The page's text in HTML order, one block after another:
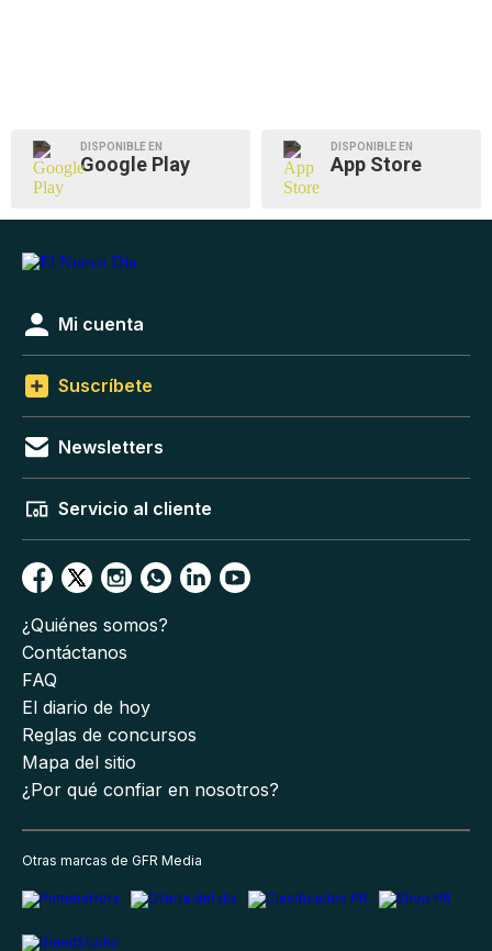
DISPONIBLE EN
Google Play
DISPONIBLE EN
App Store
Mi cuenta
Suscríbete
Newsletters
Servicio al cliente
¿Quiénes somos?
Contáctanos
FAQ
El diario de hoy
Reglas de concursos
Mapa del sitio
¿Por qué confiar en nosotros?
Otras marcas de GFR Media